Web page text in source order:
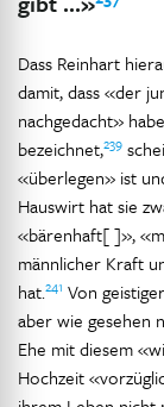
Dass Reinhart
damit, dass «der
nachgedacht»
bezeichnet,239
«überlegen» ist
Hauswirt hat sie
«bärenhaft[ ]»,
männlicher Kraft
hat.241 Von
aber wie gesehen
Ehe mit diesem
Hochzeit